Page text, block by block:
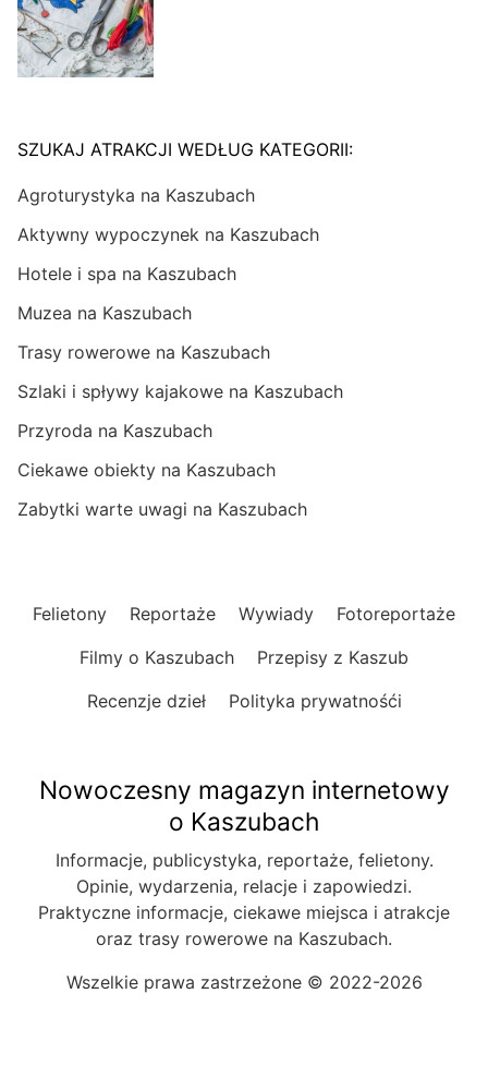
SZUKAJ ATRAKCJI WEDŁUG KATEGORII:
Agroturystyka na Kaszubach
Aktywny wypoczynek na Kaszubach
Hotele i spa na Kaszubach
Muzea na Kaszubach
Trasy rowerowe na Kaszubach
Szlaki i spływy kajakowe na Kaszubach
Przyroda na Kaszubach
Ciekawe obiekty na Kaszubach
Zabytki warte uwagi na Kaszubach
Felietony Reportaże Wywiady
Fotoreportaże
Filmy o Kaszubach
Przepisy z Kaszub
Recenzje dzieł
Polityka prywatnośći
Nowoczesny magazyn internetowy
o Kaszubach
Informacje, publicystyka, reportaże, felietony.
Opinie, wydarzenia, relacje i zapowiedzi.
Praktyczne informacje, ciekawe miejsca i atrakcje
oraz trasy rowerowe na Kaszubach.
Wszelkie prawa zastrzeżone © 2022-2026